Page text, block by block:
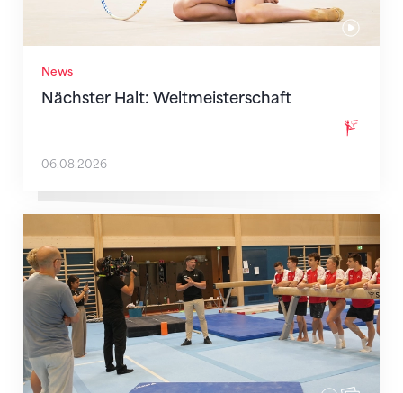
News
Nächster Halt: Weltmeisterschaft
06.08.2026
Mit klaren Zielen nach Zagreb